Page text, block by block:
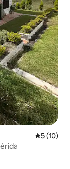
Średnia
5 (10)